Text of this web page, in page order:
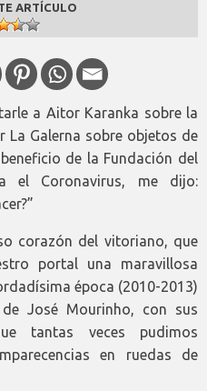
ARTÍCULO
a Aitor Karanka sobre la
La Galerna sobre objetos de
de la Fundación del
el Coronavirus, me dijo:
corazón del vitoriano, que
portal una maravillosa
época (2010-2013)
José Mourinho, con sus
tantas veces pudimos
en ruedas de